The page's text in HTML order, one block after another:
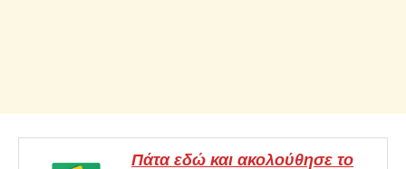
Πάτα εδώ και ακολούθησε το